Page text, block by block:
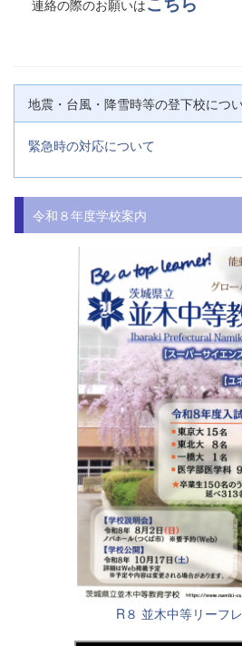
連絡の際のお願いは
地震・台風・降雪時等の登下校につ
緊急時の対応について
令和８年度学校案内
R８ 並木中等リーフ